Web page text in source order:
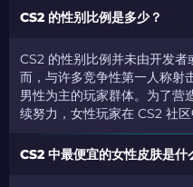
CS2 的性别比例是多少？
CS2 的性别比例并未由开发
而，与许多竞争性第一人称射
男性为主的玩家群体。 为了营
续努力，女性玩家在 CS2 社
CS2 中最便宜的女性皮肤是什